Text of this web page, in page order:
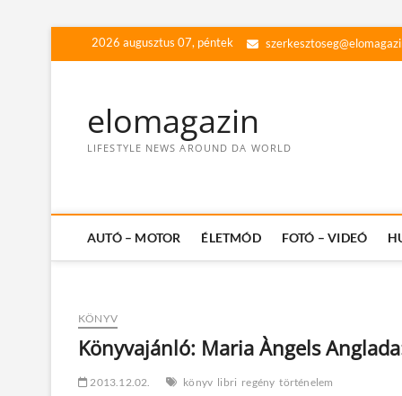
2026 augusztus 07, péntek
elomagazin
LIFESTYLE NEWS AROUND DA WORLD
AUTÓ – MOTOR ÉLETMÓD FOTÓ – VIDEÓ
KÖNYV
Könyvajánló: Maria Àngels
2013.12.02. könyv libri regény történelem